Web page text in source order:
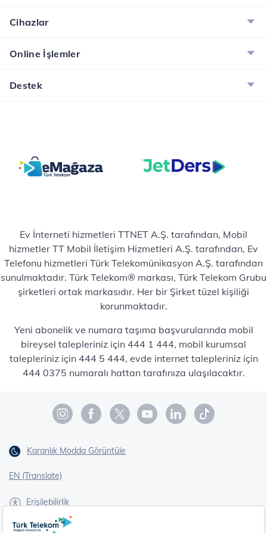
Cihazlar
Online İşlemler
Destek
Ev İnterneti hizmetleri TTNET A.Ş. tarafından, Mobil
hizmetler TT Mobil İletişim Hizmetleri A.Ş. tarafından, Ev
Telefonu hizmetleri Türk Telekomünikasyon A.Ş. tarafından
sunulmaktadır. Türk Telekom® markası, Türk Telekom Grubu
şirketleri ortak markasıdır. Her bir Şirket tüzel kişiliği
korunmaktadır.
Yeni abonelik ve numara taşıma başvurularında mobil
bireysel talepleriniz için 444 1 444, mobil kurumsal
talepleriniz için 444 5 444, evde internet talepleriniz için
444 0375 numaralı hattan tarafınıza ulaşılacaktır.
Karanlık Modda Görüntüle
EN (Translate)
Erişilebilirlik